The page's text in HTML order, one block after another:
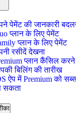
पेमेंट की जानकारी
प्लान के लिए पेमेंट
प्लान के लिए पेमेंट
रसीदें देखना
प्लान कैंसिल करने
बिलिंग की तारीख
ऐप में Premium को
सकता